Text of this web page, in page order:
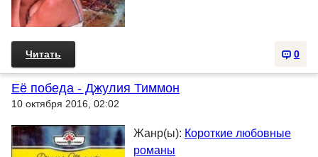
0
Читать
Её победа - Джулия Тиммон
10 октября 2016, 02:02
Жанр(ы): Короткие любовные
романы